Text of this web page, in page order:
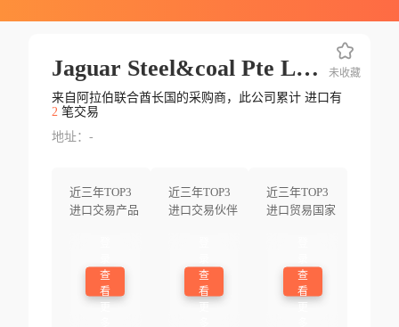
Jaguar Steel&coal Pte Ltd.
来自阿拉伯联合酋长国的采购商，此公司累计 进口有
2笔交易
地址：-
近三年TOP3
进口交易产品
查
看
近三年TOP3
进口交易伙伴
查
看
近三年TOP3
进口贸易国家
查
看
未收藏